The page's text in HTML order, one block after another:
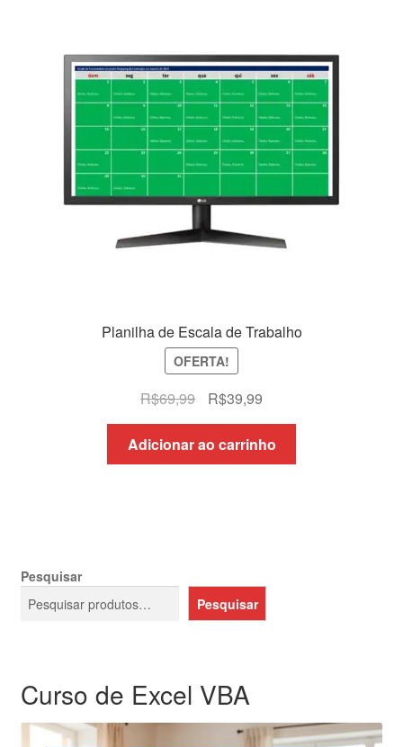
Planilha de Escala de Trabalho
OFERTA!
R$69,99
O
preço
original
era:
R$39,99O
preço
atual
é:
Adicionar ao carrinho
Pesquisar
Pesquisar
Curso de Excel VBA